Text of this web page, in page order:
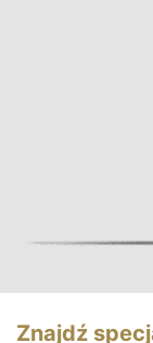
Znajdź